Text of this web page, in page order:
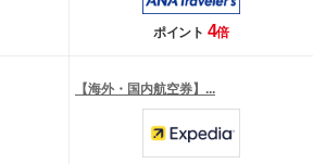
ポイント 4倍
【海外・国内航空券】...